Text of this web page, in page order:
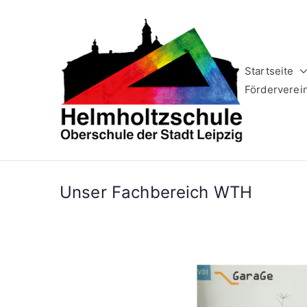
Startseite
Unser Fachbereich WTH